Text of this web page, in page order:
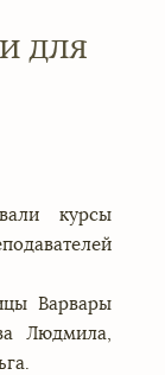
для
курсы
Варвары
Людмила,